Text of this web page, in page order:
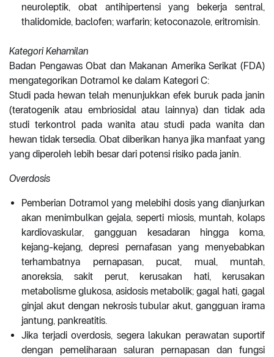
neuroleptik, obat antihipertensi yang bekerja sentral,
thalidomide, baclofen; warfarin; ketoconazole, eritromisin.
Kategori Kehamilan
Badan Pengawas Obat dan Makanan Amerika Serikat (FDA)
mengategorikan Dotramol ke dalam Kategori C:
Studi pada hewan telah menunjukkan efek buruk pada janin
(teratogenik atau embriosidal atau lainnya) dan tidak ada
studi terkontrol pada wanita atau studi pada wanita dan
hewan tidak tersedia. Obat diberikan hanya jika manfaat yang
yang diperoleh lebih besar dari potensi risiko pada janin.
Overdosis
Pemberian Dotramol yang melebihi dosis yang dianjurkan
akan menimbulkan gejala, seperti miosis, muntah, kolaps
kardiovaskular, gangguan kesadaran hingga koma,
kejang-kejang, depresi pernafasan yang menyebabkan
terhambatnya pernapasan, pucat, mual, muntah,
anoreksia, sakit perut, kerusakan hati, kerusakan
metabolisme glukosa, asidosis metabolik; gagal hati, gagal
ginjal akut dengan nekrosis tubular akut, gangguan irama
jantung, pankreatitis.
Jika terjadi overdosis, segera lakukan perawatan suportif
dengan pemeliharaan saluran pernapasan dan fungsi